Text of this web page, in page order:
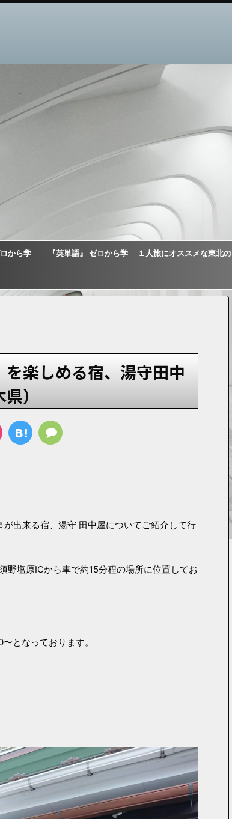
から学 『英単語』 ゼロから学 １人旅にオススメな東北の
を楽しめる宿、湯守田中
）
が出来る宿、湯守 田中屋についてご紹介して行
野塩原ICから車で約15分程の場所に位置してお
となっております。